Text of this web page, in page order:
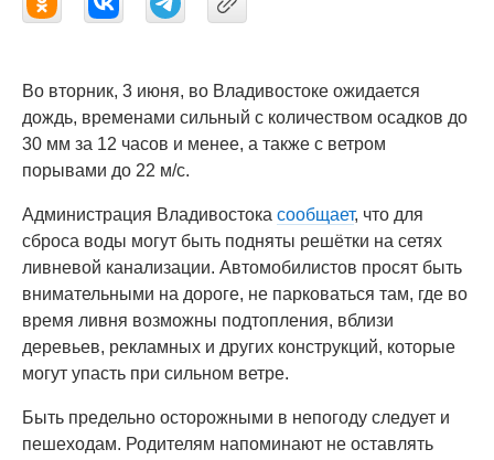
Во вторник, 3 июня, во Владивостоке ожидается
дождь, временами сильный с количеством осадков до
30 мм за 12 часов и менее, а также с ветром
порывами до 22 м/с.
Администрация Владивостока сообщает, что для
сброса воды могут быть подняты решётки на сетях
ливневой канализации. Автомобилистов просят быть
внимательными на дороге, не парковаться там, где во
время ливня возможны подтопления, вблизи
деревьев, рекламных и других конструкций, которые
могут упасть при сильном ветре.
Быть предельно осторожными в непогоду следует и
пешеходам. Родителям напоминают не оставлять